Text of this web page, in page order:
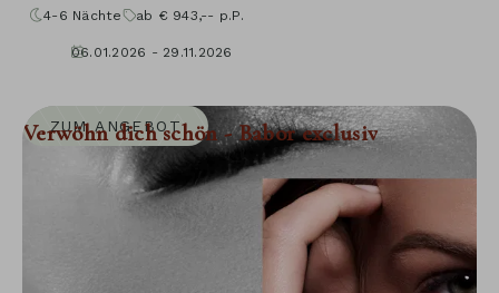
4-6 Nächte ab € 943,-- p.P.
06.01.2026 - 29.11.2026
Verwöhn dich schön - Babor exclusiv
ZUM ANGEBOT